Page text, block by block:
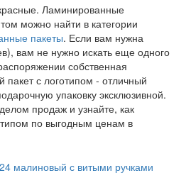
Ламинированные
можно найти в категории
пакеты. Если вам нужна
вам не нужно искать еще одного
собственная
с логотипом - отличный
упаковку эксклюзивной.
продаж и узнайте, как
по выгодным ценам в